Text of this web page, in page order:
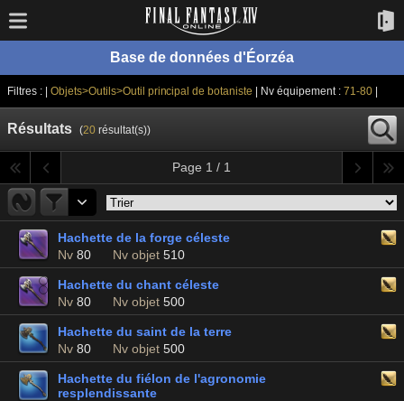
Base de données d'Éorzéa
Filtres : | Objets>Outils>Outil principal de botaniste | Nv équipement : 71-80|
Résultats (20résultat(s))
Page 1 / 1
Hachette de la forge céleste
Nv 80 Nv objet 510
Hachette du chant céleste
Nv 80 Nv objet 500
Hachette du saint de la terre
Nv 80 Nv objet 500
Hachette du fiélon de l'agronomie
resplendissante